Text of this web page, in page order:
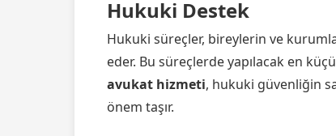
Hukuki Destek
Hukuki süreçler, bireylerin ve
eder. Bu süreçlerde yapılacak en
avukat hizmeti, hukuki güvenliğin
önem taşır.